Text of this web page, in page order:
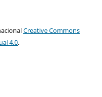
Creative Commons
4.0.